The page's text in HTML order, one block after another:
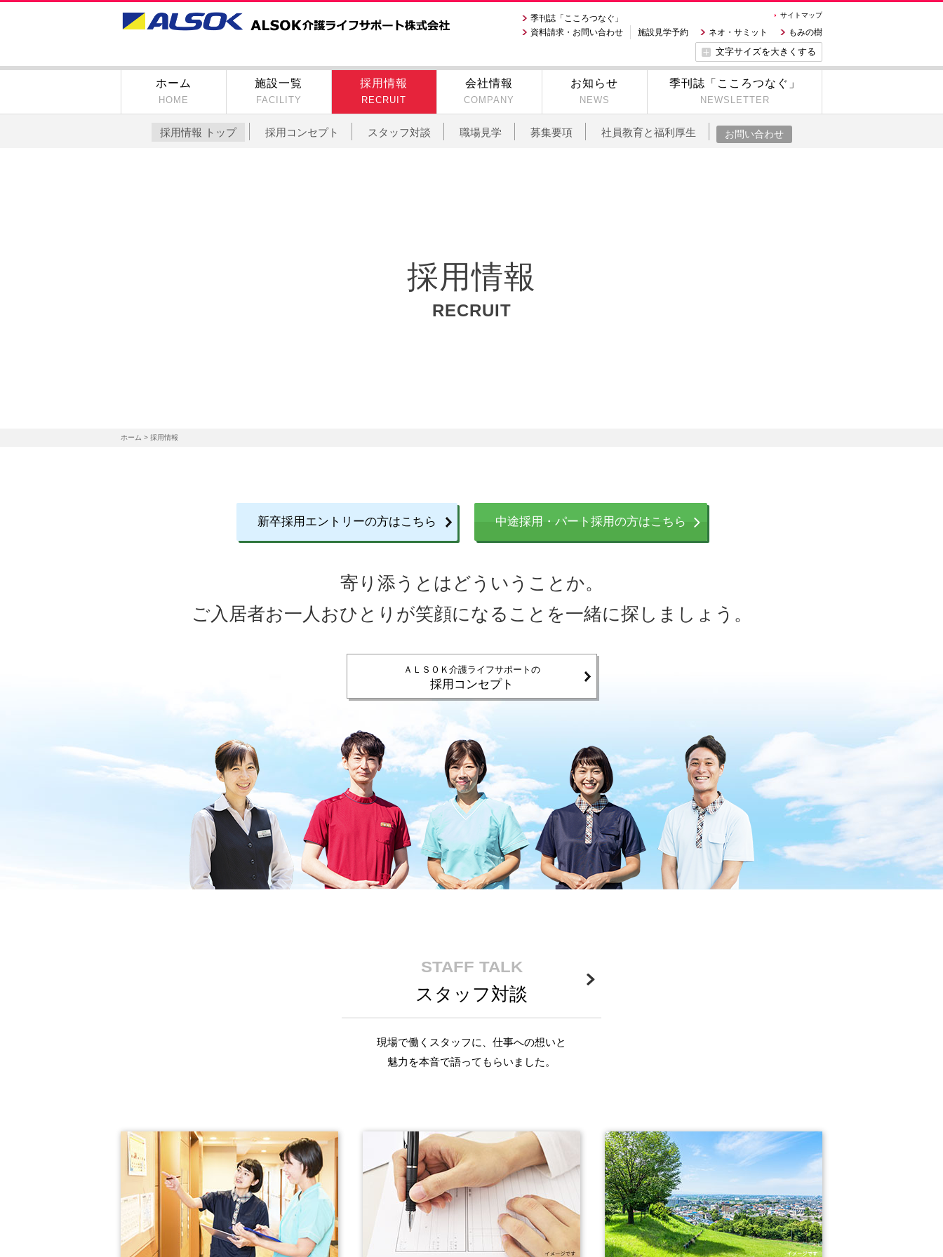
サイトマップ
季刊誌「こころつなぐ」
資料請求・お問い合わせ
施設見学予約 ネオ・サミット もみの樹
文字サイズを大きくする
ホーム
HOME
施設一覧
FACILITY
採用情報
RECRUIT
会社情報
COMPANY
お知らせ
NEWS
季刊誌「こころつなぐ」
NEWSLETTER
採用情報 トップ 採用コンセプト スタッフ対談 職場見学 募集要項 社員教育と福利厚生 お問い合わせ
採用情報
RECRUIT
ホーム > 採用情報
新卒採⽤エントリーの⽅はこちら 中途採⽤・パート採⽤の⽅はこちら
寄り添うとはどういうことか。
ご入居者お一人おひとりが笑顔になることを一緒に探しましょう。
ＡＬＳＯＫ介護ライフサポートの
採用コンセプト
STAFF TALK
スタッフ対談
現場で働くスタッフに、仕事への想いと
魅力を本音で語ってもらいました。